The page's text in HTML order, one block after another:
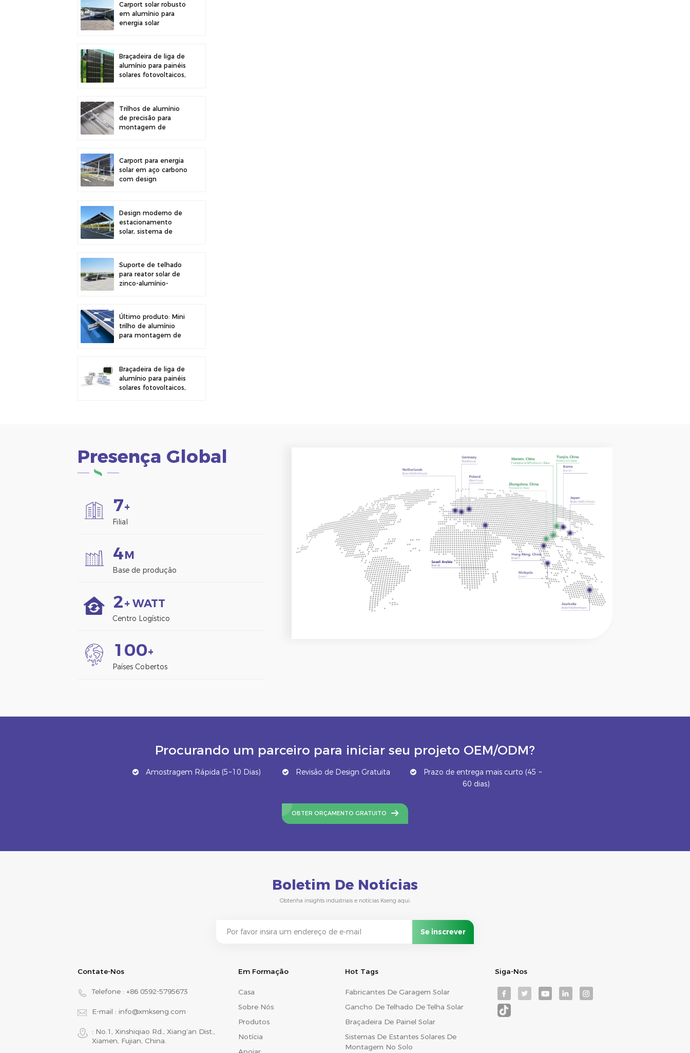
Carport solar robusto
em alumínio para
energia solar
Braçadeira de liga de
alumínio para painéis
solares fotovoltaicos,
Trilhos de alumínio
de precisão para
montagem de
estabilidade.
Carport para energia
solar em aço carbono
com design
Design moderno de
estacionamento
solar, sistema de
resistência.
Suporte de telhado
para reator solar de
zinco-alumínio-
fácil instalação.
Último produto: Mini
trilho de alumínio
para montagem de
Braçadeira de liga de
alumínio para painéis
solares fotovoltaicos,
Presença Global
7+
Filial
4M
Base de produção
2+ WATT
Centro Logístico
1 00+
Países Cobertos
Procurando um parceiro para iniciar seu projeto OEM/ODM?
Amostragem Rápida (5~10 Dias) Revisão de Design Gratuita
Prazo de entrega mais curto (45 ~
60 dias)
OBTER ORÇAMENTO GRATUITO
Boletim De Notícias
Obtenha insights industriais e notícias Kseng aqui.
Contate-Nos
Telefone : +86 0592-5795673
E-mail : info@xmkseng.com
: No.1, Xinshiqiao Rd., Xiang‘an Dist.,
Xiamen, Fujian, China.
Em Formação
Casa
Sobre Nós
Produtos
Notícia
Hot Tags
Fabricantes De Garagem Solar
Gancho De Telhado De Telha Solar
Braçadeira De Painel Solar
Sistemas De Estantes Solares De
Montagem No Solo
Siga-Nos